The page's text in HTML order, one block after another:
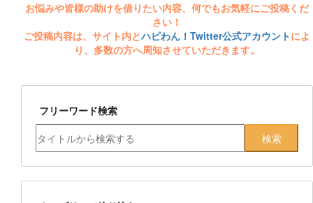
お悩みや皆様の助けを借りたい内容、何でもお気軽にご投稿くだ
さい！
ご投稿内容は、サイト内とハピわん！Twitter公式アカウントによ
り、多数の方へ周知させていただきます。
フリーワード検索